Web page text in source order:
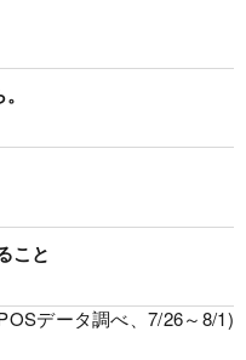
こと
データ調べ、7/26～8/1)